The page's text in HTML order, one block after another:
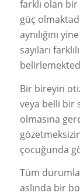
farklı olan
güç
aynılığını
sayıları
Bir bireyin
veya belli bir
olmasına
çocuğunda
Tüm
aslında bir